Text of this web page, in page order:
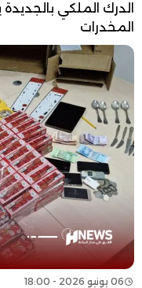
الدرك الملكي
المخدرات
06 يونيو 2026 - 18:00